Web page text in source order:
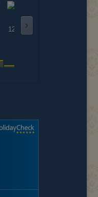
12° 12°